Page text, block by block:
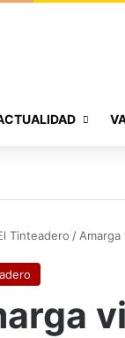
Tinteadero /